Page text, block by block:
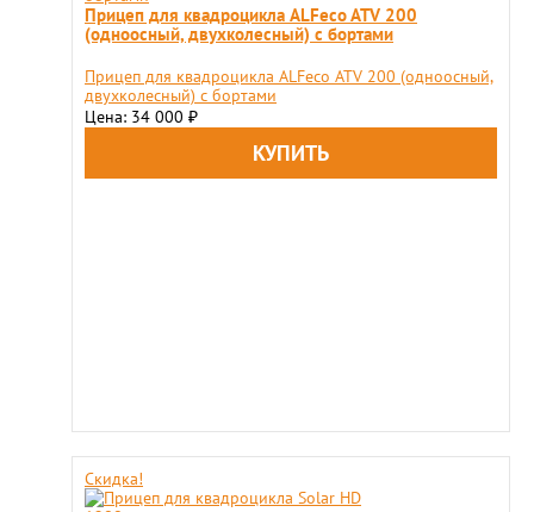
Прицеп для квадроцикла ALFeco ATV 200
(одноосный, двухколесный) с бортами
Прицеп для квадроцикла ALFeco ATV 200 (одноосный,
двухколесный) с бортами
Цена: 34 000 ₽
Скидка!